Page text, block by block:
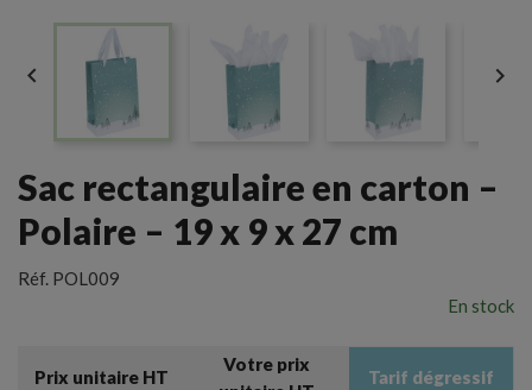
 
Sac rectangulaire en carton –
Polaire – 19 x 9 x 27 cm
Réf. POL009
En stock
Prix unitaire HT
Votre prix
Tarif dégressif